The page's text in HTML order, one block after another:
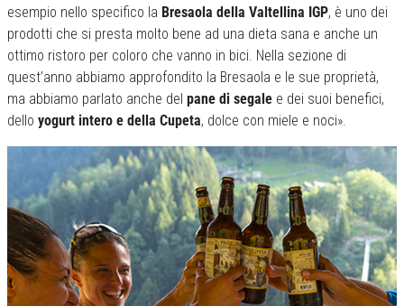
esempio nello specifico la Bresaola della Valtellina IGP, è uno dei
prodotti che si presta molto bene ad una dieta sana e anche un
ottimo ristoro per coloro che vanno in bici. Nella sezione di
quest’anno abbiamo approfondito la Bresaola e le sue proprietà,
ma abbiamo parlato anche del pane di segale e dei suoi benefici,
dello yogurt intero e della Cupeta, dolce con miele e noci».